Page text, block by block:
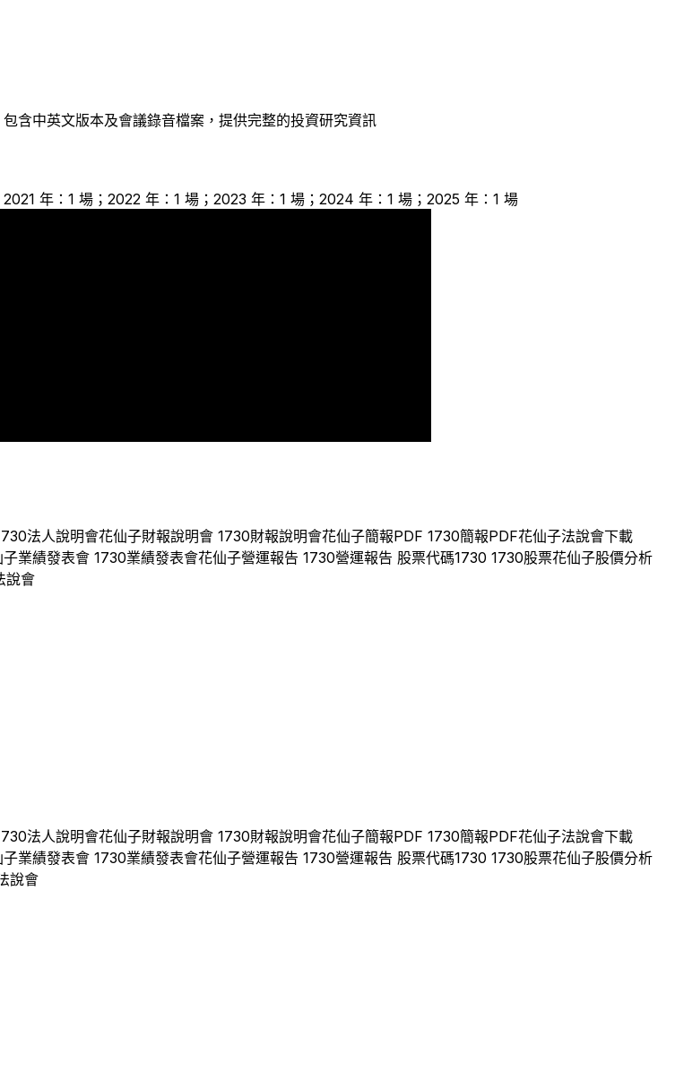
含中英文版本及會議錄音檔案，提供完整的投資研究資訊
年：1 場；2022 年：1 場；2023 年：1 場；2024 年：1 場；2025 年：1 場
法人說明會花仙子財報說明會 1730財報說明會花仙子簡報PDF 1730簡報PDF花仙子法說會下載
子業績發表會 1730業績發表會花仙子營運報告 1730營運報告 股票代碼1730 1730股票花仙子股價分析
說會
法人說明會花仙子財報說明會 1730財報說明會花仙子簡報PDF 1730簡報PDF花仙子法說會下載
子業績發表會 1730業績發表會花仙子營運報告 1730營運報告 股票代碼1730 1730股票花仙子股價分析
說會